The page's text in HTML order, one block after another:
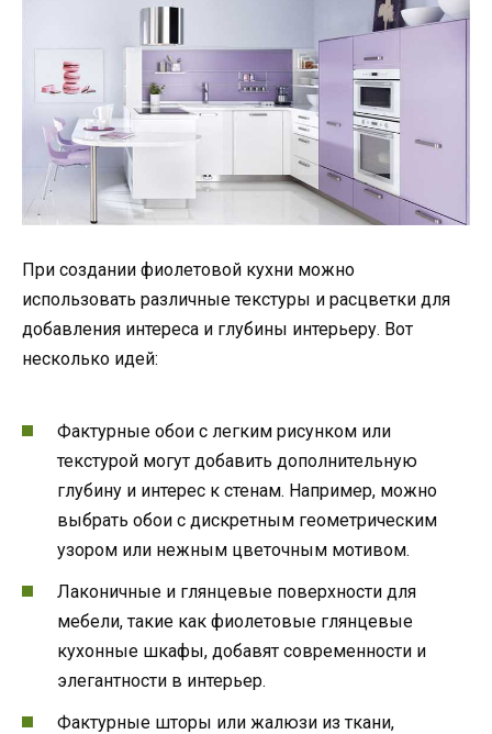
При создании фиолетовой кухни можно
использовать различные текстуры и расцветки для
добавления интереса и глубины интерьеру. Вот
несколько идей:
Фактурные обои с легким рисунком или
текстурой могут добавить дополнительную
глубину и интерес к стенам. Например, можно
выбрать обои с дискретным геометрическим
узором или нежным цветочным мотивом.
Лаконичные и глянцевые поверхности для
мебели, такие как фиолетовые глянцевые
кухонные шкафы, добавят современности и
элегантности в интерьер.
Фактурные шторы или жалюзи из ткани,